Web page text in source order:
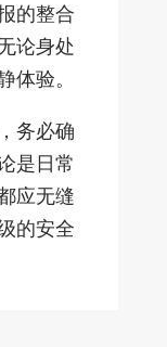
的整合
论身处
体验。
务必确
是日常
应无缝
的安全